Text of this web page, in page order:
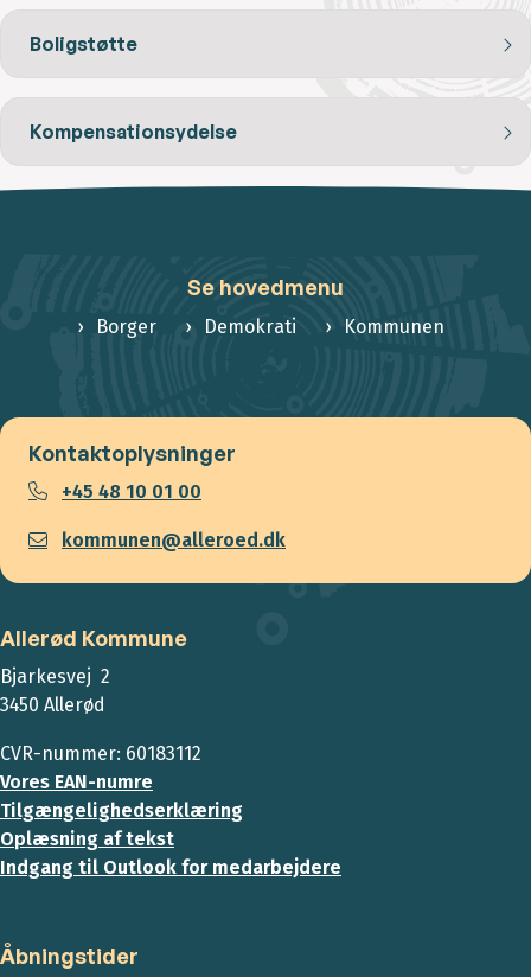
Boligstøtte
Kompensationsydelse
Se hovedmenu
Borger Demokrati Kommunen
Kontaktoplysninger
+45 48 10 01 00
kommunen@alleroed.dk
Allerød Kommune
Bjarkesvej 2
3450 Allerød
CVR-nummer: 60183112
Vores EAN-numre
Tilgængelighedserklæring
Oplæsning af tekst
Indgang til Outlook for medarbejdere
Åbningstider